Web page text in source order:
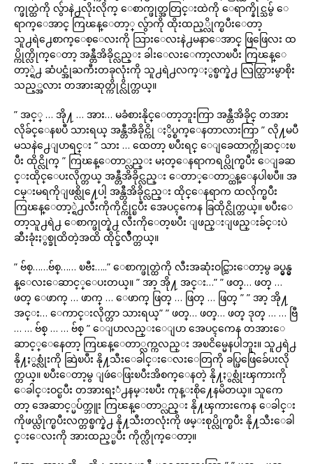
က္ဖုတ္ထဲကို လွ်ာနဲ႕လိုးလိုက္ ေစာက္ဖုတ္အတြင္းထဲကို ေရာက္နိုင္သမွ် ေ
ရာက္ေအာင္ ကြၽန္ေတာ့္ လွ်ာကို ထိုးထည့္လိုက္ၿပီးေတာ့
သူ႕ရဲ႕ေစာက္ေစ့ေလးကို သြားေလးနဲ႕မနာေအာင္ ဖြဖြေလး ထ
ပ္ကိုက္လိုက္ေတာ့ အန္တီအိခိုင္လည္း ခါးေလးေကာ့လာၿပီး ကြၽန္ေ
တာ့္ရဲ႕ ဆံပင္အုံႀကီးတခုလုံးကို သူ႕ရဲ႕လက္ႏွစ္ဖက္နဲ႕ လြတ္သြားမွာစိုး
သည့္အလား တအားဆုတ္ကိုင္လိုက္တယ္။
” အင့္ … အို႔ … အား… မခံစားနိုင္ေတာ့ဘူးကြာ အန္တီအိခိုင္ တအား
လိုခ်င္ေနၿပီ သားရယ္ အန္တီအိခိုင္ကို ႏွိပ္စက္ေနတာလားကြာ ” လို႔မပီ
မသနဲ႕ေျပာရင္း ” သား … ထေတာ့ ၿပီးရင္ ေျခေထာက္ကိုဆင္းၿ
ပီး ထိုင္လိုက္ ” ကြၽန္ေတာ္လည္း မႈတ္ေနရာကရပ္လိုက္ၿပီး ေျခဆ
င္းထိုင္ေပးလိုက္တယ္ အန္တီအိခိုင္လည္း ေတာ္ေတာ္ထန္ေနပါၿပီ။ အ
ငမ္းမရကိုျဖစ္လို႔ေပါ့ အန္တီအိခိုင္လည္း ထိုင္ေနရာက ထလိုက္ၿပီး
ကြၽန္ေတာ့္ရဲ႕လီးကိုကိုင္ကိုင္ၿပီး အေပၚကေန ခြထိုင္လိုက္တယ္။ ၿပီးေ
တာ့သူ႕ရဲ႕ ေစာက္ဖုတ္နဲ႕ လီးကိုေတ့ၿပီး ျဖည္းျဖည္းခ်င္းပဲ
ဆီးခုံးႏွစ္ခုထိတဲ့အထိ ထိုင္ခ်လိဳက္တယ္။
” ဗ်စ္……ဗ်စ္…… ၿဗီး…..” ေစာက္ဖုတ္ထဲကို လီးအဆုံးဝင္သြားေတာ့မွ ခပ္မွန္မွ
န္ေလးေဆာင့္ေပးတယ္။ ” အာ့ အို႔ အင္း…” ” ဖတ္… ဖတ္ …
ဖတ္ ေဖာက္ … ဖာက္ … ေဖာက္ ဖြတ္ … ဖြတ္ … ဖြတ္ ” ” အာ့ အို႔
အင္း… ေကာင္းလိုက္တာ သားရယ္” ” ဖတ္… ဖတ္… ဖတ္ ဒုတ္ … … ဗြီ
… … ဗ်စ္ … … ဗ်စ္ ” ေျပာလည္းေျပာ အေပၚကေန တအားေ
ဆာင့္ေနေတာ့ ကြၽန္ေတာ္လက္ကလည္း အၿငိမ္မေနပါဘူး။ သူ႕ရဲ႕
နို႔ႏွစ္လုံးကို ဆြဲၿပီး နို႔သီးေခါင္းေလးေတြကို ခပ္ဖြဖြေခ်ေပးလို
က္တယ္။ ၿပီးေတာ့မွ ျဖဴေဖြးၿပီးအိစက္ေနတဲ့ နို႔ႏွစ္လုံးၾကားကို
ေခါင္းဝင္ၿပီး တအားရႈံ႕နမ္းၿပီး ကုန္းစို႔ေနမိတယ္။ သူကေ
တာ့ အေဆာင့္မပ်က္ဘူး ကြၽန္ေတာ္လည္း နို႔ၾကားကေန ေခါင္း
ကိုဖယ္လိုက္ၿပီးလက္တစ္ဖက္နဲ႕ နို႔သီးတလုံးကို ဖမ္းစုပ္လိုက္ၿပီး နို႔သီးေခါ
င္းေလးကို အားထည့္ၿပီး ကိုက္လိုက္ေတာ့။